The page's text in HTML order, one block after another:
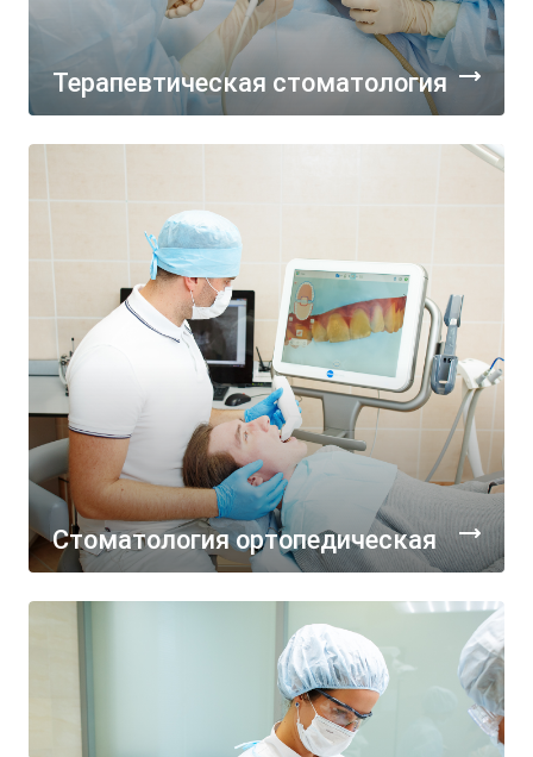
Терапевтическая стоматология
Стоматология ортопедическая